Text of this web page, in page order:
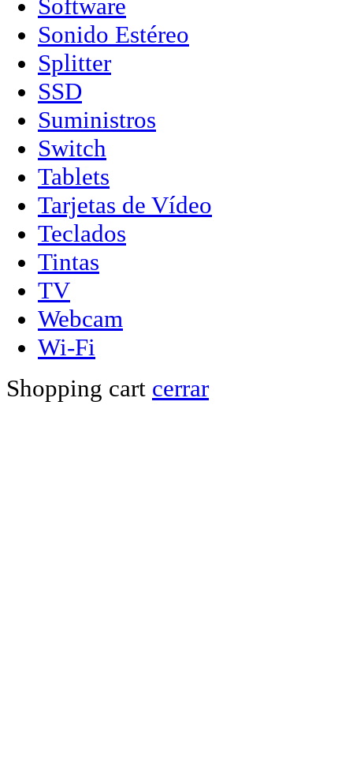
Software
Sonido Estéreo
Splitter
SSD
Suministros
Switch
Tablets
Tarjetas de Vídeo
Teclados
Tintas
TV
Webcam
Wi-Fi
Shopping cart cerrar